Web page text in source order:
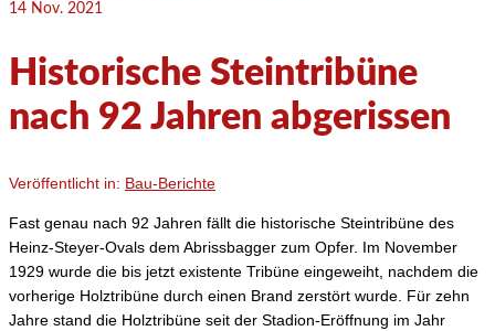
14 Nov. 2021
Historische Steintribüne
nach 92 Jahren abgerissen
Veröffentlicht in: Bau-Berichte
Fast genau nach 92 Jahren fällt die historische Steintribüne des
Heinz-Steyer-Ovals dem Abrissbagger zum Opfer. Im November
1929 wurde die bis jetzt existente Tribüne eingeweiht, nachdem die
vorherige Holztribüne durch einen Brand zerstört wurde. Für zehn
Jahre stand die Holztribüne seit der Stadion-Eröffnung im Jahr